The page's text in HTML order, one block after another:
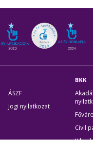
ÁSZF
Jogi nyilatkozat
BKK
Civil